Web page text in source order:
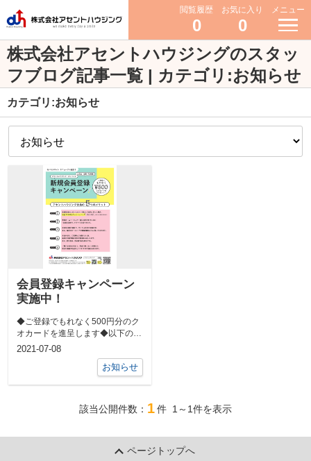
閲覧履歴
0
お気に入り
0
メニュー
株式会社アセントハウジングのスタッ
フブログ記事一覧 | カテゴリ:お知らせ
カテゴリ:お知らせ
会員登録キャンペーン
実施中！
◆ご登録でもれなく500円分のク
オカードを進呈します◆以下のボ
タンをクリックして、住所など必
2021-07-08
お知らせ
該当公開件数： 1件 1～1件を表示
ページトップへ